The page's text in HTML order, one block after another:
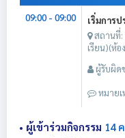
09:00 - 09:00
เริ่มการ
สถานที่:
เรียน)(ห้
ผู้รับผิด
หมายเ
• ผู้เข้าร่วมกิจกรรม 14